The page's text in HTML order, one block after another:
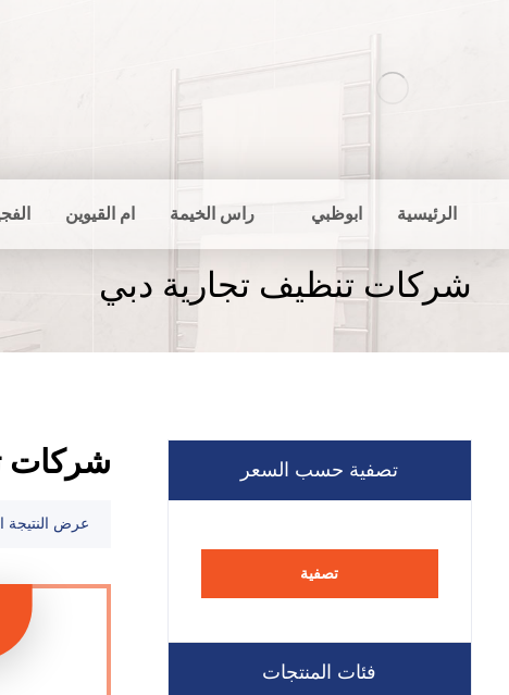
الرئيسية ابوظبي راس الخيمة ام القيوين
شركات تنظيف تجارية دبي
شركات
عرض النتيجة
تصفية حسب السعر
تصفية
فئات المنتجات